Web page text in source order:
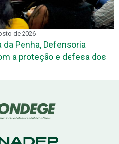
de 2026
da Penha, Defensoria
a proteção e defesa dos